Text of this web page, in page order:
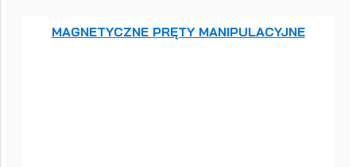
MAGNETYCZNE PRĘTY MANIPULACYJNE